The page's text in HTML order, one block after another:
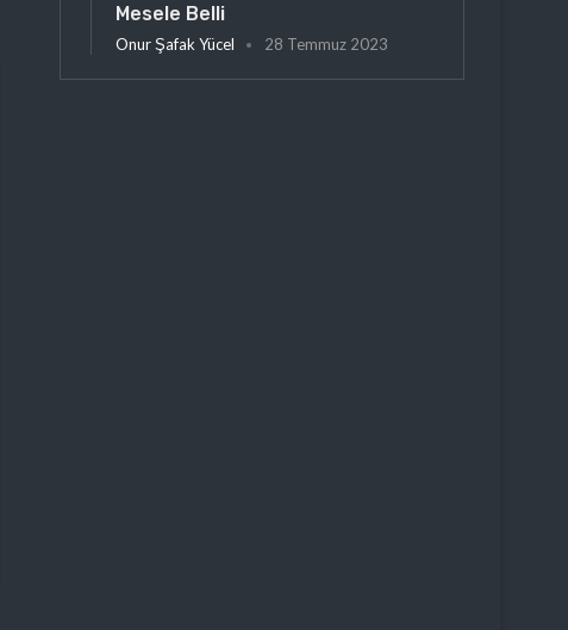
Mesele Belli
Onur Şafak Yücel 28 Temmuz 2023